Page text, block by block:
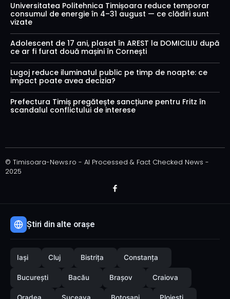
Universitatea Politehnica Timișoara reduce temporar
consumul de energie în 4–31 august — ce clădiri sunt
vizate
Adolescent de 17 ani, plasat în AREST la DOMICILIU după
ce ar fi furat două mașini în Cornești
Lugoj reduce iluminatul public pe timp de noapte: ce
impact poate avea decizia?
Prefectura Timiș pregătește sancțiune pentru Fritz în
scandalul conflictului de interese
© Timisoara-News.ro - AI Processed & Fact Checked News -
2025
Știri din alte orașe
Iași Cluj Bistrița Constanța
București Bacău Brașov Craiova